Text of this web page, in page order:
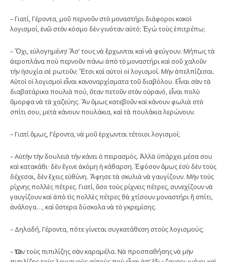
– Γιατί, Γέροντα, μοῦ περνοῦν στὸ μοναστήρι διάφοροι κακοὶ
λογισμοί, ἐνῶ στὸν κόσμο δὲν γινόταν αὐτό; Ἐγώ τοὺς ἐπιτρέπω;
– Ὄχι, εὐλογημένη! Ἄσ’ τους νὰ ἔρχωνται καὶ νὰ φεύγουν. Μήπως τὰ
ἀεροπλάνα ποὺ περνοῦν πάνω ἀπὸ τὸ μοναστήρι καὶ σοῦ χαλοῦν
τὴν ἡσυχία σὲ ρωτοῦν; Ἔτσι καὶ αὐτοὶ οἱ λογισμοί. Μὴν ἀπελπίζεσαι.
Αὐτοὶ οἱ λογισμοὶ εἶναι κανοναρχίσματα τοῦ διαβόλου. Εἶναι σὰν τὰ
διαβατάρικα πουλιὰ πού, ὅταν πετοῦν στὸν οὐρανό, εἶναι πολὺ
ὄμορφα νὰ τὰ χαζεύης. Ἂν ὅμως κατεβοῦν καὶ κάνουν φωλιὰ στὸ
σπίτι σου, μετὰ κάνουν πουλάκια, καὶ τὰ πουλάκια λερώνουν.
– Γιατί ὅμως, Γέροντα, νὰ μοῦ ἐρχωνται τέτοιοι λογισμοί;
– Αὐτὴν τὴν δουλειὰ τὴν κάνει ὁ πειρασμός. Ἀλλὰ ὑπάρχει μέσα σου
καὶ κατακάθι· δὲν ἔγινε ἀκόμη ἡ κάθαρση. Ἐφόσον ὅμως ἐσὺ δὲν τοὺς
δέχεσαι, δὲν ἔχεις εὐθύνη. Ἄφησε τὰ σκυλιὰ νὰ γαυγίζουν. Μὴν τοὺς
ρίχνης πολλὲς πέτρες. Γιατί, ὅσο τοὺς ρίχνεις πέτρες, συνεχίζουν νὰ
γαυγίζουν καὶ ἀπὸ τὶς πολλὲς πέτρες θὰ χτίσουν μοναστήρι ἢ σπίτι,
ἀνάλογα…, καὶ ὕστερα δύσκολα νὰ τὸ γκρεμίσης.
– Δηλαδή, Γέροντα, πότε γίνεται συγκατάθεση στοὺς λογισμούς;
– Ὅταν τοὺς πιπιλίζης σὰν καραμέλα. Νὰ προσπαθήσης νὰ μὴν